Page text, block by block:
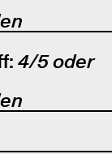
4/5 oder